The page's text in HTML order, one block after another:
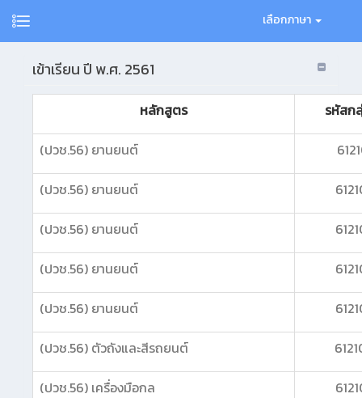
เลือกภาษา
เข้าเรียน ปี พ.ศ. 2561
หลักสูตร รหัสก
(ปวช.56) ยานยนต์
(ปวช.56) ยานยนต์
(ปวช.56) ยานยนต์
(ปวช.56) ยานยนต์
(ปวช.56) ยานยนต์
(ปวช.56) ตัวถังและสีรถยนต์
(ปวช.56) เครื่องมือกล